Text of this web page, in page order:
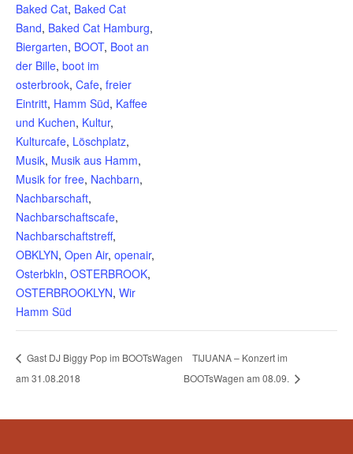
Baked Cat, Baked Cat
Band, Baked Cat Hamburg,
Biergarten, BOOT, Boot an
der Bille, boot im
osterbrook, Cafe, freier
Eintritt, Hamm Süd, Kaffee
und Kuchen, Kultur,
Kulturcafe, Löschplatz,
Musik, Musik aus Hamm,
Musik for free, Nachbarn,
Nachbarschaft,
Nachbarschaftscafe,
Nachbarschaftstreff,
OBKLYN, Open Air, openair,
Osterbkln, OSTERBROOK,
OSTERBROOKLYN, Wir
Hamm Süd
Gast DJ Biggy Pop im BOOTsWagen
am 31.08.2018
TIJUANA – Konzert im
BOOTsWagen am 08.09.